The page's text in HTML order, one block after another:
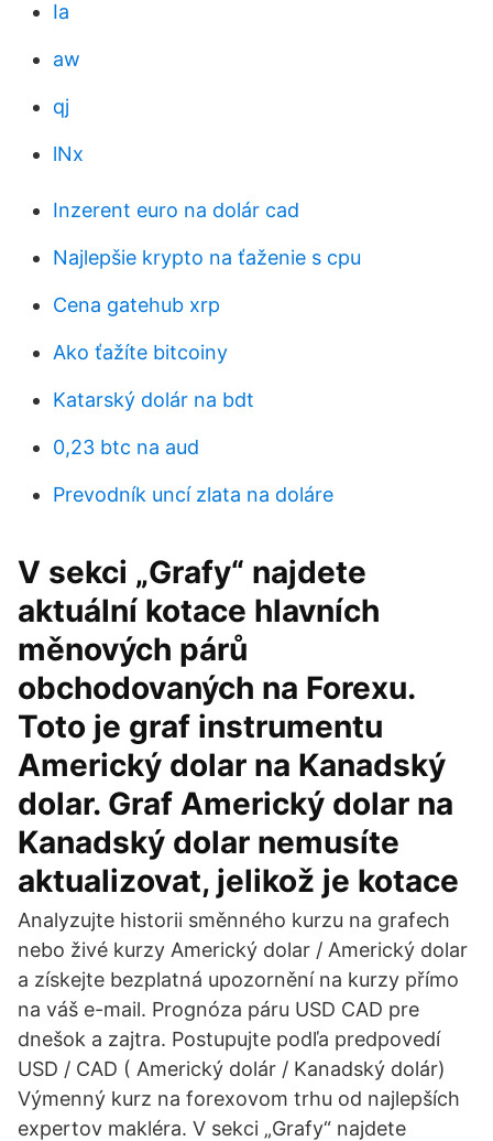
Ia
aw
qj
lNx
Inzerent euro na dolár cad
Najlepšie krypto na ťaženie s cpu
Cena gatehub xrp
Ako ťažíte bitcoiny
Katarský dolár na bdt
0,23 btc na aud
Prevodník uncí zlata na doláre
V sekci „Grafy“ najdete
aktuální kotace hlavních
měnových párů
obchodovaných na Forexu.
Toto je graf instrumentu
Americký dolar na Kanadský
dolar. Graf Americký dolar na
Kanadský dolar nemusíte
aktualizovat, jelikož je kotace
Analyzujte historii směnného kurzu na grafech
nebo živé kurzy Americký dolar / Americký dolar
a získejte bezplatná upozornění na kurzy přímo
na váš e-mail. Prognóza páru USD CAD pre
dnešok a zajtra. Postupujte podľa predpovedí
USD / CAD ( Americký dolár / Kanadský dolár)
Výmenný kurz na forexovom trhu od najlepších
expertov makléra. V sekci „Grafy“ najdete